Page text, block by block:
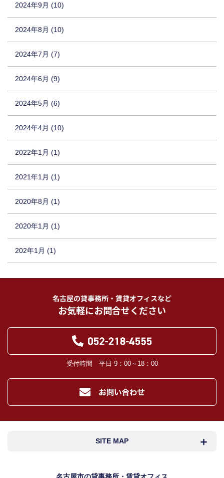
2024年9月 (10)
2024年8月 (10)
2024年7月 (7)
2024年6月 (9)
2024年5月 (6)
2024年4月 (10)
2022年1月 (1)
2021年1月 (1)
2020年8月 (1)
2020年1月 (1)
202年1月 (1)
名古屋の貸事務所・賃貸オフィスなど
お気軽にお問合せください
受付時間 平日 9：00～18：00
SITE MAP
名古屋市近郊検索